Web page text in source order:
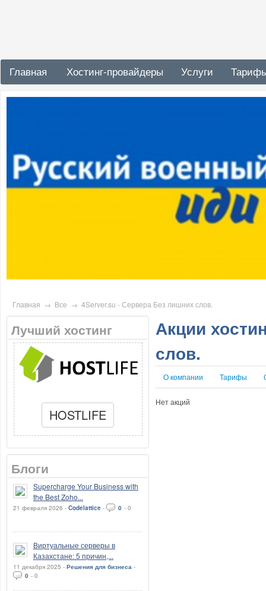
Главная Хостинг-провайдеры Услуги
Главная → Все → 4Server.su - Сервера Без лишних слов.
Лучший хостинг
HOSTLIFE
Блоги
Supercharge Your Business with
the Best Zoho...
21 февраля 2026 - Codelattice - 0 - 0
Виртуальные серверы в
Казахстане: 5 причин,...
11 декабря 2025 - Решения для бизнеса -
0 - 0
Акции
слов.
О компании Тарифы
Нет акций